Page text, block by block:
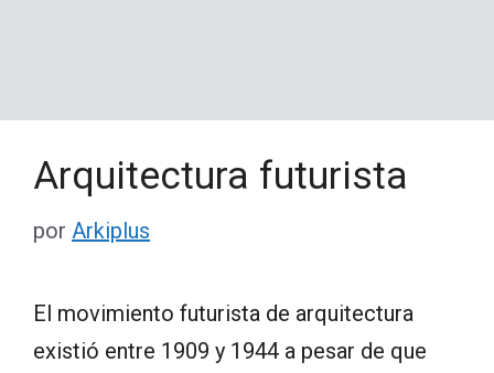
Arquitectura futurista
por Arkiplus
El movimiento futurista de arquitectura
existió entre 1909 y 1944 a pesar de que